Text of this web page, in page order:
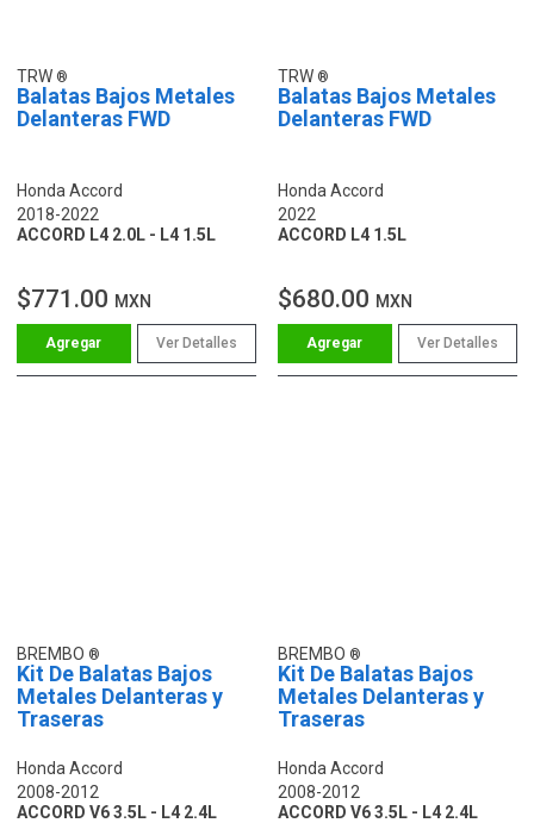
TRW
Balatas Bajos Metales
Delanteras FWD
Honda Accord
2018-2022
ACCORD L4 2.0L - L4 1.5L
$771.00 MXN
Ver Detalles
TRW
Balatas Bajos Metales
Delanteras FWD
Honda Accord
2022
ACCORD L4 1.5L
$680.00 MXN
Ver Detalles
BREMBO
Kit De Balatas Bajos
Metales Delanteras y
Traseras
Honda Accord
2008-2012
ACCORD V6 3.5L - L4 2.4L
BREMBO
Kit De Balatas Bajos
Metales Delanteras y
Traseras
Honda Accord
2008-2012
ACCORD V6 3.5L - L4 2.4L